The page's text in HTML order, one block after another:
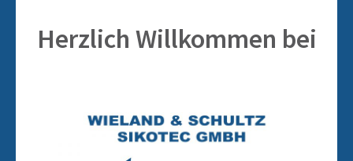
Herzlich Willkommen bei